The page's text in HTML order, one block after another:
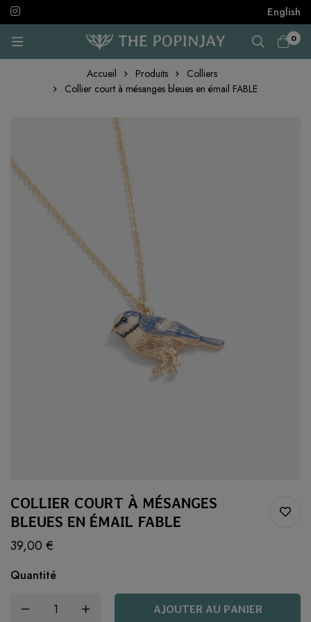
English
0
Accueil Produits
Colliers
Collier court à mésanges bleues en émail FABLE
COLLIER COURT À MÉSANGES
BLEUES EN ÉMAIL FABLE
39,00 €
Quantité
AJOUTER AU PANIER